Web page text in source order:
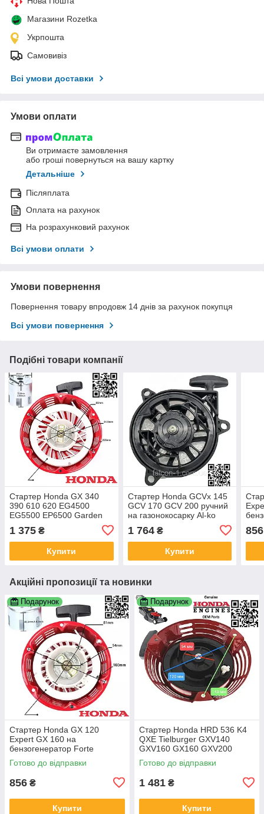
Магазини Rozetka
Укрпошта
Самовивіз
Всі умови доставки
Умови оплати
Ви отримаєте замовлення
або гроші повернуться на вашу картку
Детальніше
Післяплата
Оплата на рахунок
На розрахунковий рахунок
Всі умови оплати
Умови повернення
Повернення товару впродовж 14 днів за рахунок покупця
Всі умови повернення
Подібні товари компанії
Стартер Honda GX 340
390 610 620 EG4500
EG5500 EP6500 Garden
6500E Sturm PG 8770E
Kentavr 28400-ZE3-W01ZP
1 375 ₴
Купити
Стартер Honda GCVx 145
GCV 170 GCV 200 ручний
на газонокосарку Al-ko
G1041011 520 VS-h Husq
LC 356 AWD 28400-Z9L-
014 28400-Z9L-004
1 764₴
Купити
856
Акційні пропозиції та новинки
Подарунок
Стартер Honda GX 120
Expert GX 160 на
бензогенератор Forte
Firmann Rato Edon Tekit
Hecht GX170 GX200 168F
Готово до відправки
856 ₴
Купити
Подарунок
Стартер Honda HRD 536 K4
QXE Tielburger GXV140
GXV160 GX160 GXV200
HRA216 Tielbürger 28400-
Z1V-802ZB 28400-ZE7-003ZA
Готово до відправки
1 481 ₴
Купити